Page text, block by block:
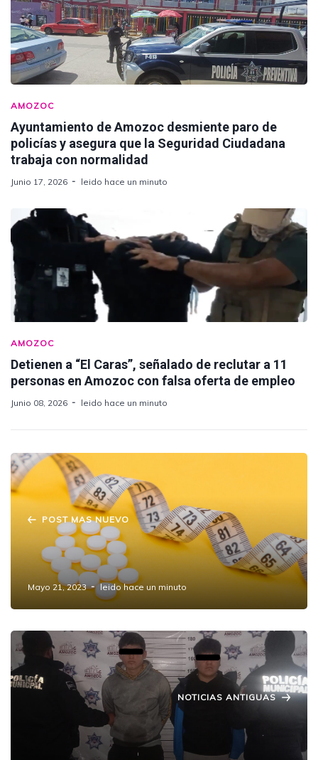
AMOZOC
Ayuntamiento de Amozoc desmiente paro de
policías y asegura que la Seguridad Ciudadana
trabaja con normalidad
Junio 17, 2026 leido hace un minuto
AMOZOC
Detienen a “El Caras”, señalado de reclutar a 11
personas en Amozoc con falsa oferta de empleo
Junio 08, 2026 leido hace un minuto
POST MAS NUEVO
Cofepris anunció la cancelación del
medicamento Redotex para adelgazar.
Mayo 21, 2023 leido hace un minuto
NOTICIAS ANTIGUAS
Detienen a dos masculinos en Amozoc, por
tentativa de asalto en transporte público.